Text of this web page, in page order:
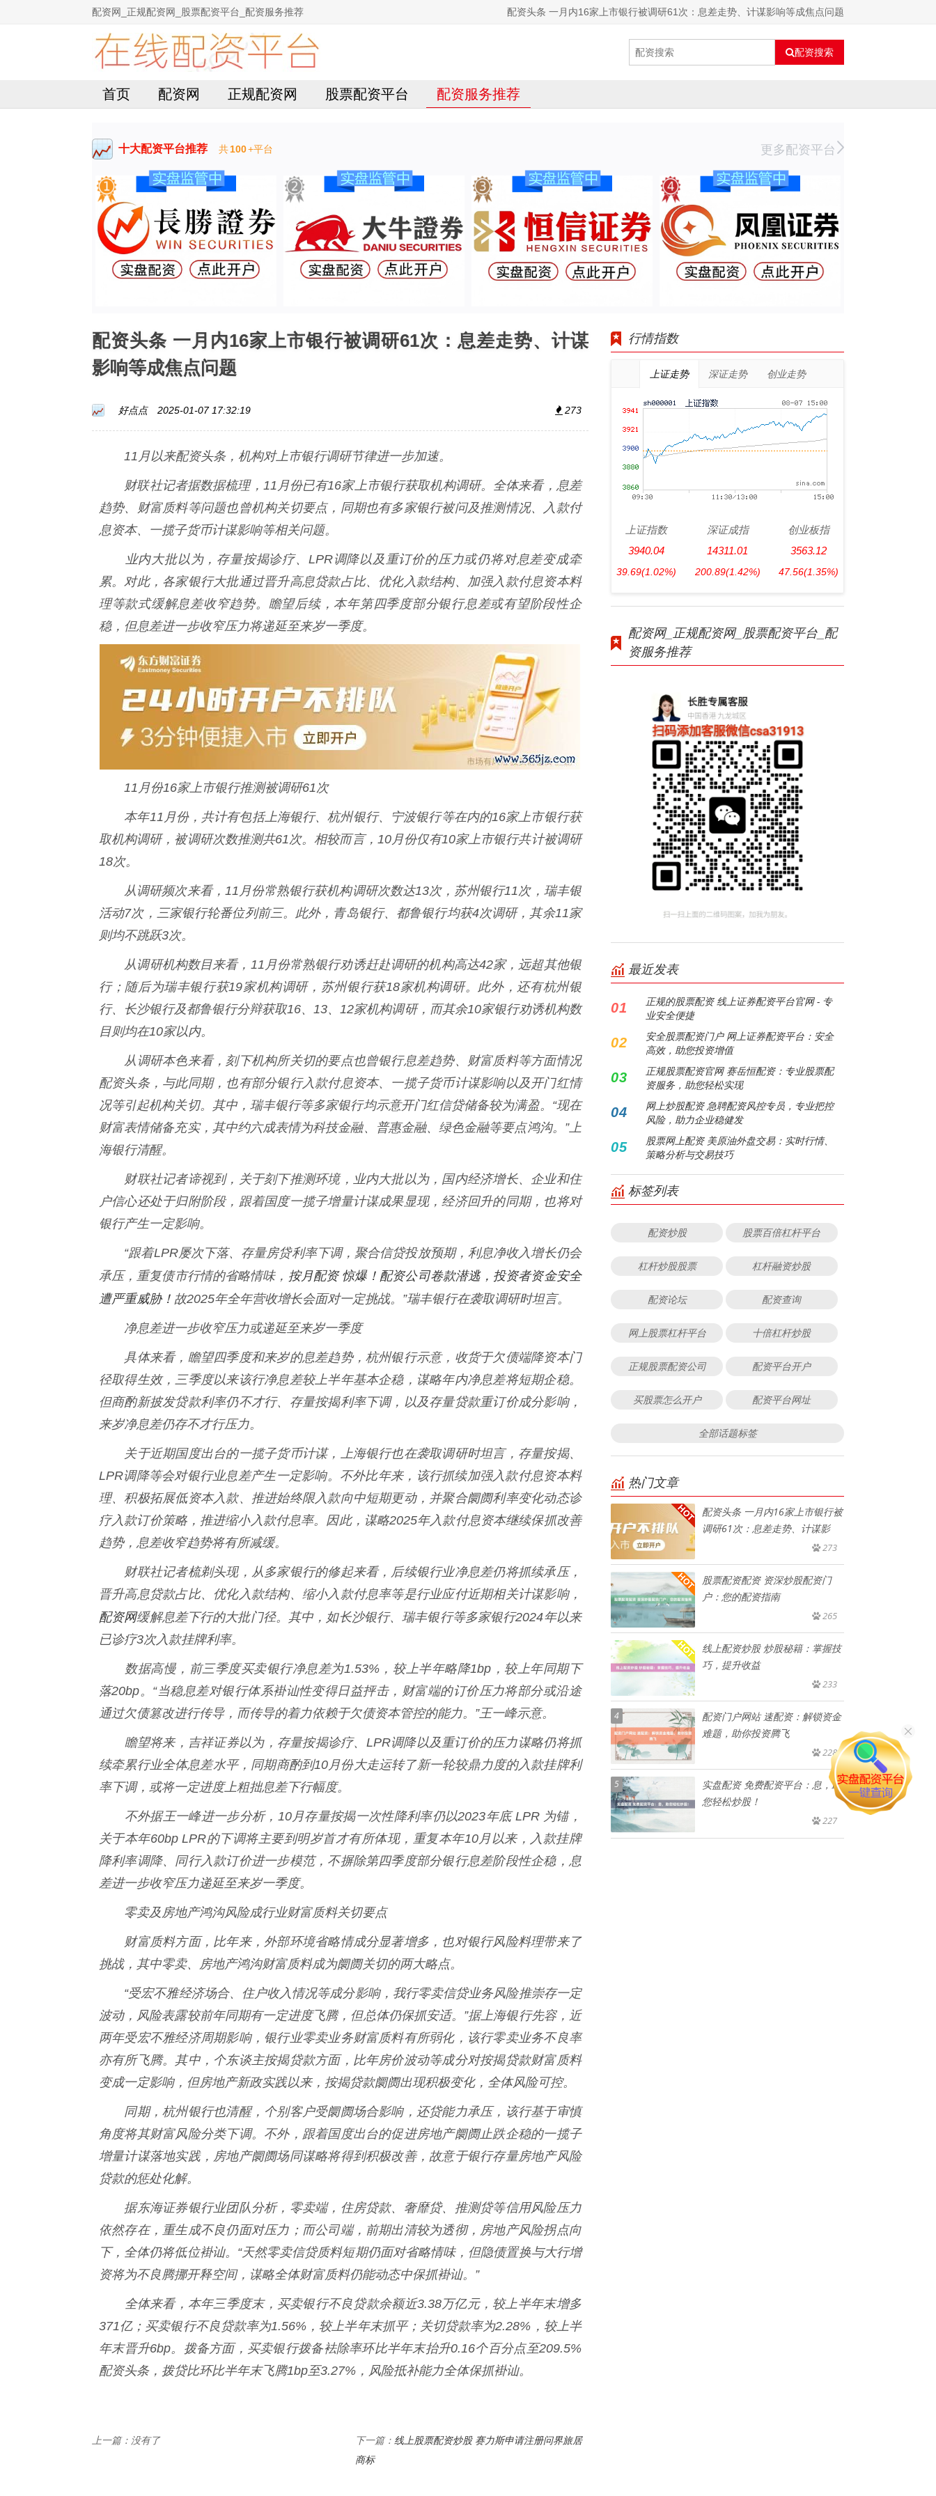
配资网_正规配资网_股票配资平台_配资服务推荐 配资头条 一月内16家上市银行被调研61次：息差走势、计谋影响等成焦点问题
配资搜索
首页 配资网 正规配资网 股票配资平台 配资服务推荐
十大配资平台推荐 共100+平台 更多配资平台
配资头条 一月内16家上市银行被调研61次：息差走势、计谋
影响等成焦点问题
好点点 2025-01-07 17:32:19 273
11月以来配资头条，机构对上市银行调研节律进一步加速。
财联社记者据数据梳理，11月份已有16家上市银行获取机构调研。全体来看，息差
趋势、财富质料等问题也曾机构关切要点，同期也有多家银行被问及推测情况、入款付
息资本、一揽子货币计谋影响等相关问题。
业内大批以为，存量按揭诊疗、LPR调降以及重订价的压力或仍将对息差变成牵
累。对此，各家银行大批通过晋升高息贷款占比、优化入款结构、加强入款付息资本料
理等款式缓解息差收窄趋势。瞻望后续，本年第四季度部分银行息差或有望阶段性企
稳，但息差进一步收窄压力将递延至来岁一季度。
11月份16家上市银行推测被调研61次
本年11月份，共计有包括上海银行、杭州银行、宁波银行等在内的16家上市银行获
取机构调研，被调研次数推测共61次。相较而言，10月份仅有10家上市银行共计被调研
18次。
从调研频次来看，11月份常熟银行获机构调研次数达13次，苏州银行11次，瑞丰银
活动7次，三家银行轮番位列前三。此外，青岛银行、都鲁银行均获4次调研，其余11家
则均不跳跃3次。
从调研机构数目来看，11月份常熟银行劝诱赶赴调研的机构高达42家，远超其他银
行；随后为瑞丰银行获19家机构调研，苏州银行获18家机构调研。此外，还有杭州银
行、长沙银行及都鲁银行分辩获取16、13、12家机构调研，而其余10家银行劝诱机构数
目则均在10家以内。
从调研本色来看，刻下机构所关切的要点也曾银行息差趋势、财富质料等方面情况
配资头条，与此同期，也有部分银行入款付息资本、一揽子货币计谋影响以及开门红情
况等引起机构关切。其中，瑞丰银行等多家银行均示意开门红信贷储备较为满盈。“现在
财富表情储备充实，其中约六成表情为科技金融、普惠金融、绿色金融等要点鸿沟。”上
海银行清醒。
财联社记者谛视到，关于刻下推测环境，业内大批以为，国内经济增长、企业和住
户信心还处于归附阶段，跟着国度一揽子增量计谋成果显现，经济回升的同期，也将对
银行产生一定影响。
“跟着LPR屡次下落、存量房贷利率下调，聚合信贷投放预期，利息净收入增长仍会
承压，重复债市行情的省略情味， 按月配资 惊爆！配资公司卷款潜逃，投资者资金安全
遭严重威胁！ 故2025年全年营收增长会面对一定挑战。”瑞丰银行在袭取调研时坦言。
净息差进一步收窄压力或递延至来岁一季度
具体来看，瞻望四季度和来岁的息差趋势，杭州银行示意，收货于欠债端降资本门
径取得生效，三季度以来该行净息差较上半年基本企稳，谋略年内净息差将短期企稳。
但商酌新披发贷款利率仍不才行、存量按揭利率下调，以及存量贷款重订价成分影响，
来岁净息差仍存不才行压力。
关于近期国度出台的一揽子货币计谋，上海银行也在袭取调研时坦言，存量按揭、
LPR调降等会对银行业息差产生一定影响。不外比年来，该行抓续加强入款付息资本料
理、积极拓展低资本入款、推进始终限入款向中短期更动，并聚合阛阓利率变化动态诊
疗入款订价策略，推进缩小入款付息率。因此，谋略2025年入款付息资本继续保抓改善
趋势，息差收窄趋势将有所减缓。
财联社记者梳剃头现，从多家银行的修起来看，后续银行业净息差仍将抓续承压，
晋升高息贷款占比、优化入款结构、缩小入款付息率等是行业应付近期相关计谋影响，
配资网缓解息差下行的大批门径。其中，如长沙银行、瑞丰银行等多家银行2024年以来
已诊疗3次入款挂牌利率。
数据高慢，前三季度买卖银行净息差为1.53%，较上半年略降1bp，较上年同期下
落20bp。“当稳息差对银行体系褂讪性变得日益抨击，财富端的订价压力将部分或沿途
通过欠债篡改进行传导，而传导的着力依赖于欠债资本管控的能力。”王一峰示意。
瞻望将来，吉祥证券以为，存量按揭诊疗、LPR调降以及重订价的压力谋略仍将抓
续牵累行业全体息差水平，同期商酌到10月份大走运转了新一轮较鼎力度的入款挂牌利
率下调，或将一定进度上粗拙息差下行幅度。
不外据王一峰进一步分析，10月存量按揭一次性降利率仍以2023年底 LPR 为锚，
关于本年60bp LPR的下调将主要到明岁首才有所体现，重复本年10月以来，入款挂牌
降利率调降、同行入款订价进一步模范，不摒除第四季度部分银行息差阶段性企稳，息
差进一步收窄压力递延至来岁一季度。
零卖及房地产鸿沟风险成行业财富质料关切要点
财富质料方面，比年来，外部环境省略情成分显著增多，也对银行风险料理带来了
挑战，其中零卖、房地产鸿沟财富质料成为阛阓关切的两大略点。
“受宏不雅经济场合、住户收入情况等成分影响，我行零卖信贷业务风险推崇存一定
波动，风险表露较前年同期有一定进度飞腾，但总体仍保抓安适。”据上海银行先容，近
两年受宏不雅经济周期影响，银行业零卖业务财富质料有所弱化，该行零卖业务不良率
亦有所飞腾。其中，个东谈主按揭贷款方面，比年房价波动等成分对按揭贷款财富质料
变成一定影响，但房地产新政实践以来，按揭贷款阛阓出现积极变化，全体风险可控。
同期，杭州银行也清醒，个别客户受阛阓场合影响，还贷能力承压，该行基于审慎
角度将其财富风险分类下调。不外，跟着国度出台的促进房地产阛阓止跌企稳的一揽子
增量计谋落地实践，房地产阛阓场同谋略将得到积极改善，故意于银行存量房地产风险
贷款的惩处化解。
据东海证券银行业团队分析，零卖端，住房贷款、奢靡贷、推测贷等信用风险压力
依然存在，重生成不良仍面对压力；而公司端，前期出清较为透彻，房地产风险拐点向
下，全体仍将低位褂讪。“天然零卖信贷质料短期仍面对省略情味，但隐债置换与大行增
资将为不良腾挪开释空间，谋略全体财富质料仍能动态中保抓褂讪。”
全体来看，本年三季度末，买卖银行不良贷款余额近3.38万亿元，较上半年末增多
371亿；买卖银行不良贷款率为1.56%，较上半年末抓平；关切贷款率为2.28%，较上半
年末晋升6bp。拨备方面，买卖银行拨备袪除率环比半年末抬升0.16个百分点至209.5%
配资头条，拨贷比环比半年末飞腾1bp至3.27%，风险抵补能力全体保抓褂讪。
上一篇：没有了 下一篇： 线上股票配资炒股 赛力斯申请注册问界旅居
商标
行情指数
上证走势 深证走势 创业走势
上证指数
3940.04
39.69(1.02%)
深证成指
14311.01
200.89(1.42%)
创业板指
3563.12
47.56(1.35%)
配资网_正规配资网_股票配资平台_配
资服务推荐
最近发表
01
正规的股票配资 线上证券配资平台官网 - 专
业安全便捷
02
安全股票配资门户 网上证券配资平台：安全
高效，助您投资增值
03
正规股票配资官网 赛岳恒配资：专业股票配
资服务，助您轻松实现
04
网上炒股配资 急聘配资风控专员，专业把控
风险，助力企业稳健发
05
股票网上配资 美原油外盘交易：实时行情、
策略分析与交易技巧
标签列表
配资炒股 股票百倍杠杆平台
杠杆炒股股票 杠杆融资炒股
配资论坛 配资查询
网上股票杠杆平台 十倍杠杆炒股
正规股票配资公司 配资平台开户
买股票怎么开户 配资平台网址
全部话题标签
热门文章
配资头条 一月内16家上市银行被
调研61次：息差走势、计谋影
273
股票配资配资 资深炒股配资门
户：您的配资指南
265
线上配资炒股 炒股秘籍：掌握技
巧，提升收益
233
4
配资门户网站 速配资：解锁资金
难题，助你投资腾飞
228
5
实盘配资 免费配资平台：息，助
您轻松炒股！
227